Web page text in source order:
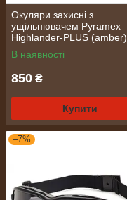
Окуляри захисні з
ущільнювачем Pyramex
Highlander-PLUS (amber)
Anti-Fog, жовті
В наявності
850 ₴
Купити
–7%